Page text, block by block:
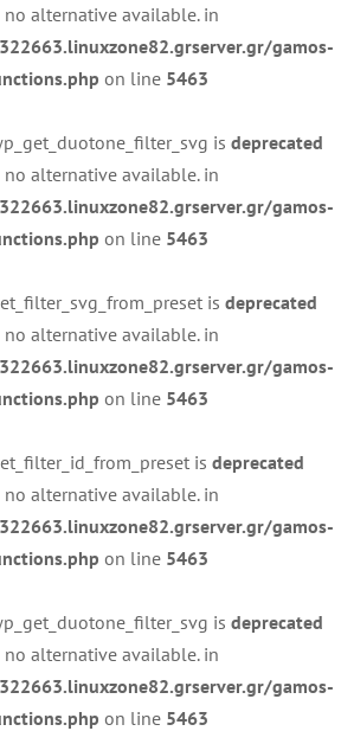
alternative available. in
gamos-
on line 5463
is deprecated
alternative available. in
gamos-
on line 5463
is deprecated
alternative available. in
gamos-
on line 5463
is deprecated
alternative available. in
gamos-
on line 5463
is deprecated
alternative available. in
gamos-
on line 5463